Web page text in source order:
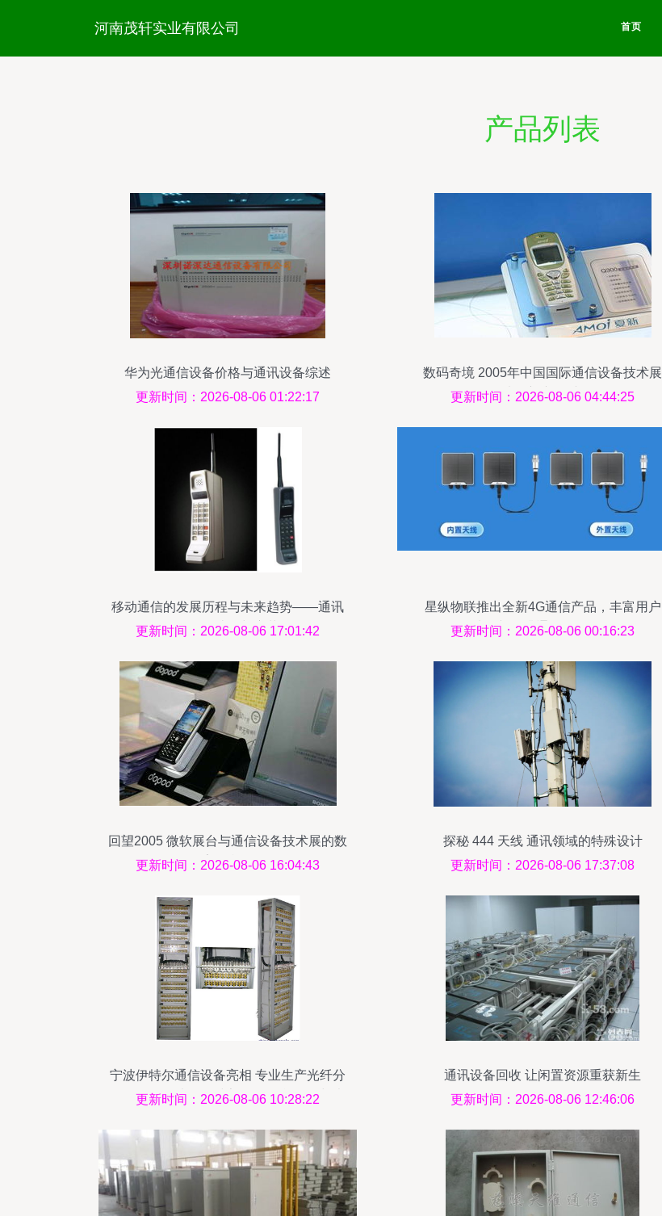
河南茂轩实业有限公司 首页
产品列表
华为光通信设备价格与通讯设备综述
更新时间：2026-08-06 01:22:17
数码奇境 2005年中国国际通信设备技术展
8号馆夏新产品秀图记
更新时间：2026-08-06 04:44:25
移动通信的发展历程与未来趋势——通讯
设备的迭代与变革
更新时间：2026-08-06 17:01:42
星纵物联推出全新4G通信产品，丰富用户
选择并提升通讯设备体验
更新时间：2026-08-06 00:16:23
回望2005 微软展台与通信设备技术展的数
字化印记
更新时间：2026-08-06 16:04:43
探秘 444 天线 通讯领域的特殊设计
更新时间：2026-08-06 17:37:08
宁波伊特尔通信设备亮相 专业生产光纤分
纤箱、ODF光纤配线架、ODF单元箱与光
更新时间：2026-08-06 10:28:22
通讯设备回收 让闲置资源重获新生
更新时间：2026-08-06 12:46:06